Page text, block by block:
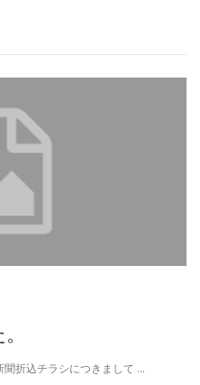
聞折込チラシにつきまして …